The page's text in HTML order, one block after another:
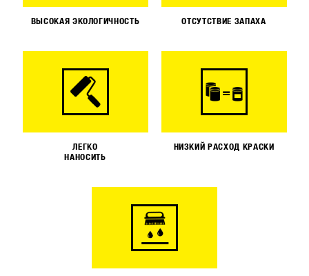
ВЫСОКАЯ ЭКОЛОГИЧНОСТЬ ОТСУТСТВИЕ ЗАПАХА
ЛЕГКО
НАНОСИТЬ
НИЗКИЙ РАСХОД КРАСКИ